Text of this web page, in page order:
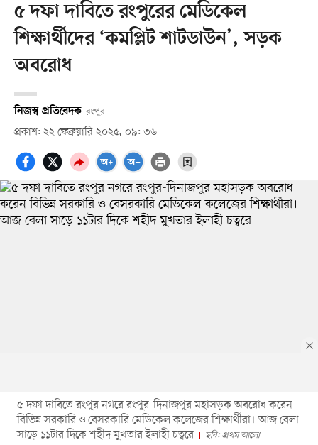
৫ দফা দাবিতে রংপুরের মেডিকেল
শিক্ষার্থীদের ‘কমপ্লিট শাটডাউন’, সড়ক
অবরোধ
নিজস্ব প্রতিবেদক রংপুর
প্রকাশ: ২২ ফেব্রুয়ারি ২০২৫, ০৯: ৩৬
৫ দফা দাবিতে রংপুর নগরে রংপুর-দিনাজপুর মহাসড়ক অবরোধ করেন
বিভিন্ন সরকারি ও বেসরকারি মেডিকেল কলেজের শিক্ষার্থীরা। আজ বেলা
সাড়ে ১১টার দিকে শহীদ মুখতার ইলাহী চত্বরে
ছবি: প্রথম আলো